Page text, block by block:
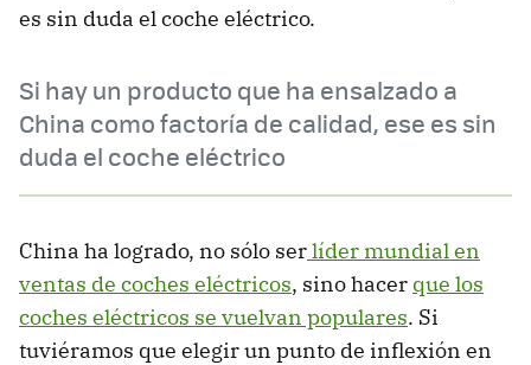
es sin duda el coche eléctrico.
Si hay un producto que ha ensalzado a
China como factoría de calidad, ese es sin
duda el coche eléctrico
China ha logrado, no sólo serlíder mundial en
ventas de coches eléctricos, sino hacer que los
coches eléctricos se vuelvan populares. Si
tuviéramos que elegir un punto de inflexión en